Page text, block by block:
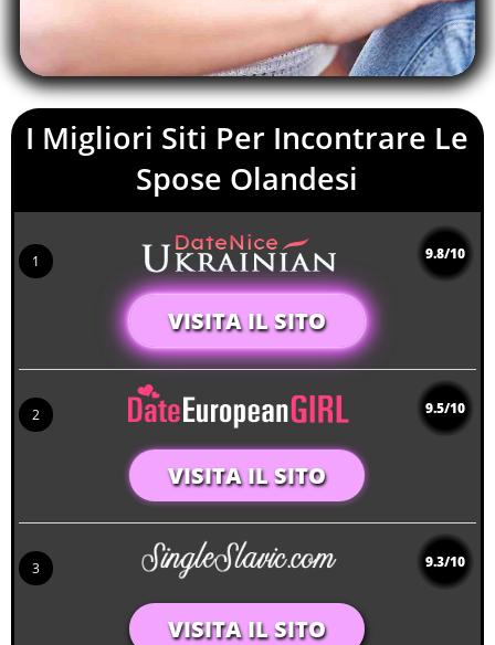
I Migliori Siti Per Incontrare Le
Spose Olandesi
1 9.8/10
VISITA IL SITO
2 9.5/10
VISITA IL SITO
3 9.3/10
VISITA IL SITO